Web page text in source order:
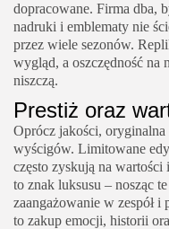
dopracowane. Firma dba,
nadruki i emblematy nie
przez wiele sezonów.
wygląd, a oszczędność na
niszczą.
Prestiż oraz
Oprócz jakości,
wyścigów. Limitowane
często zyskują na
to znak luksusu – nosząc
zaangażowanie w zespół i
to zakup emocji, historii